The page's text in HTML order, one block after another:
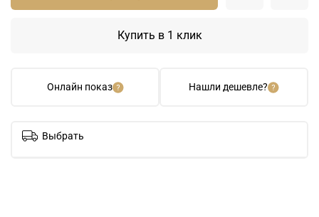
Онлайн показ Нашли дешевле?
Купить в 1 клик
Выбрать